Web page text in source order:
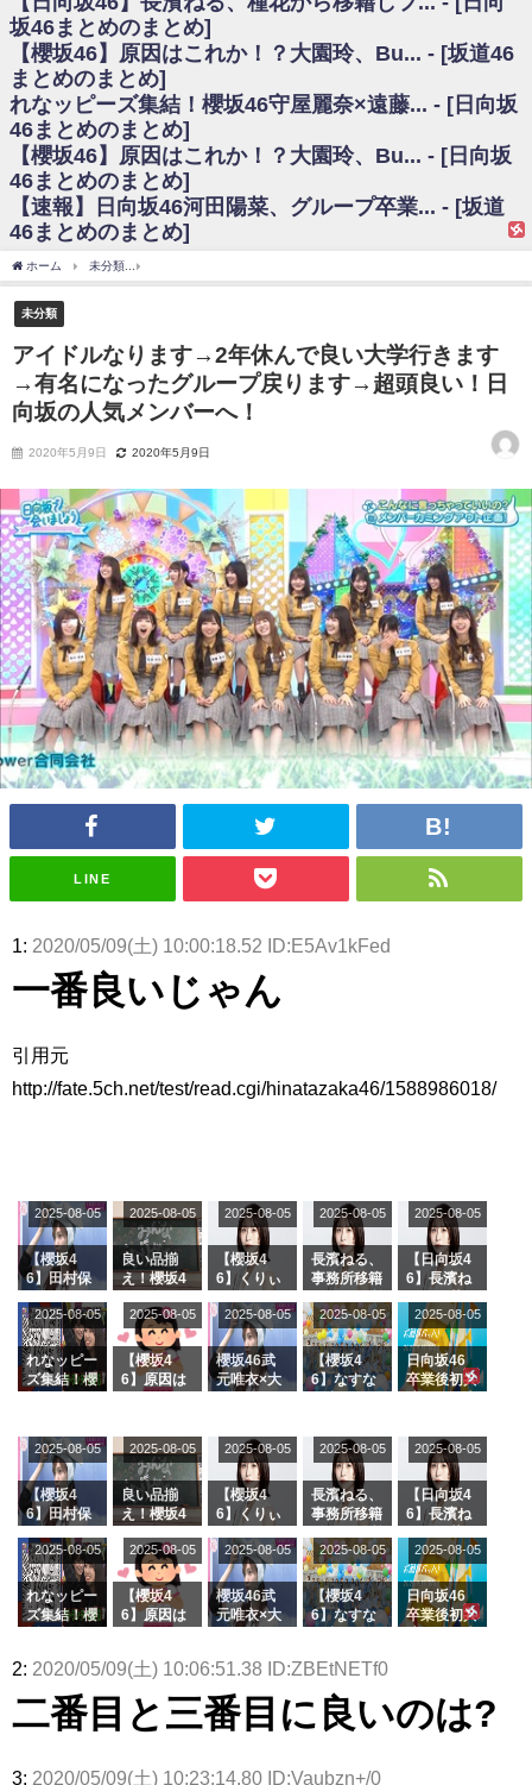
日向坂46まとめのまとめ / 【元日向坂46】この卒業生、めちゃくちゃテレ
ビで見かけるな
欅坂/日向坂46まとめのまとめ / 【櫻坂46】リアルミーグリであの販売も！
『Make or Break』オフィシャルグッズ解禁
乃木坂46アンテナ / 【櫻坂46】ミーグリで喧嘩！？山下瞳月、これはマジ
ギレしてる
乃木坂あんてな ～乃木坂46・欅坂46・日向坂46のニュース・情報・話題
をピックアップ / れなッピーズ集結！櫻坂46守屋麗奈×遠藤理子、8/6「ラヴィ
ット！」水曜スタジオ出演決定
日向坂46まとめのまとめ / 【日向坂46】富田鈴花、次の事務所が決まって
そう！？
日向坂46まとめのまとめ / 【日向坂46】富田鈴花、次の事務所が決まって
そう！？
ハ！』ミーグリ日程がこちら
乃木坂あんてな ～乃木坂46・欅坂46・日向坂46のニュース・情報・話題
をピックアップ / 日向坂46卒業後初共演！佐々木久美さん、師匠オードリー若
林さんと再会した結果･･･【激レアさんを連れてきた。】
欅坂46/日向坂46まとめのまとめ / 『anan』の表紙の櫻坂46さん、多様性
の時代だと話題に
欅坂46/日向坂46まとめのまとめ / 日向坂46より重大発表！！！！
wwwwwwwwwwww
日向坂46まとめのまとめ / 筒井あやめ、アレをチラリ。こういう偶然の方
が官能的だよな？
日向坂46まとめのまとめ / 【日向坂46】富田鈴花1st写真集の先行カット、
これも素晴らしい
日向坂46まとめのまとめ / 【日向坂46】五期生着ぐるみ生写真も！ 富田鈴
花考案グッズ＆生写真5種が公開される
日向坂46まとめのまとめ / これから彼氏と行為する直前の賀喜遥香、やば
い
アイドル – ぷぅアンテナ / 「乃木坂46ののぎおび⊿」北野日奈子が生配
信！【2022.3.22 17:15〜 SHOWROOM】
アイドル – ぷぅアンテナ / 2022年3月22日（火）のメディア情報
アイドル – ぷぅアンテナ / 【乃木坂46】井上和の『なぎおはぎ』って こん
ぺいとう×いちごみるく×マヨラー星人 と同じと考えてよろしいですか？
アイドル – ぷぅアンテナ / 【乃木坂46】日村勇紀 gif職人が切り抜いた名シ
ふぇどみ！ / 【悲報】呪術廻戦、視聴率5.1%
ふぇどみ！ / 【画像】スポ－ツキャスターお姉さん・ハメまくりだったｗｗ
かけまくったうちの息子が団地住みの貧乏に学歴で負けた」
Powered by livedoor 相互RSS
坂46まとめのまとめ]
【櫻坂46】原因はこれか！？大園玲、Bu... - [坂道46
まとめのまとめ]
れなッピーズ集結！櫻坂46守屋麗奈×遠藤... - [日向坂
46まとめのまとめ]
【櫻坂46】原因はこれか！？大園玲、Bu... - [日向坂
46まとめのまとめ]
【速報】日向坂46河田陽菜、グループ卒業... - [坂道
46まとめのまとめ]
ホーム 未分類
未分類
アイドルなります→2年休んで良い大学行きます
→有名になったグループ戻ります→超頭良い！日
向坂の人気メンバーへ！
2020年5月9日 2020年5月9日
LINE
1: 2020/05/09(土) 10:00:18.52 ID:E5Av1kFed
一番良いじゃん
引用元
http://fate.5ch.net/test/read.cgi/hinatazaka46/1588986018/
【櫻坂4
6】田村保
ージを脱い
でいた理由
2025-08-05
良い品揃
え！櫻坂4
グル『Mak
e or Brea
k』オフィ
シャルグッ
ズ絶賛販売
2025-08-05
【櫻坂4
6】くりぃ
の2人を手
玉に取る大
沼晶保【く
りぃむナン
タラ】
2025-08-05
長濱ねる、
事務所移籍
属を発表
2025-08-05
【日向坂4
6】長濱ね
ら移籍しフ
ラーム所属
に。これで
事務所に所
属している
がこちら
2025-08-05
れなッピー
ズ集結！櫻
理子、8/6
「ラヴィッ
ト！」水曜
スタジオ出
演決定
2025-08-05
【櫻坂4
6】原因は
uddiesを
ざわつかせ
る...
2025-08-05
櫻坂46武
元唯衣×大
カップお姉
さんに恐怖
【くりぃむ
ナンタラ】
2025-08-05
【櫻坂4
6】なすな
2曲目っ
て...【ラヴ
ィット 東
京ドーム公
演】
2025-08-05
日向坂46
卒業後初共
師匠オード
リー若林さ
んと再会し
た結果･･･
【激レアさ
きた。】
2025-08-05
【櫻坂4
6】田村保
ージを脱い
でいた理由
2025-08-05
良い品揃
え！櫻坂4
グル『Mak
e or Brea
k』オフィ
シャルグッ
ズ絶賛販売
2025-08-05
【櫻坂4
6】くりぃ
の2人を手
玉に取る大
沼晶保【く
りぃむナン
タラ】
2025-08-05
長濱ねる、
事務所移籍
属を発表
2025-08-05
【日向坂4
6】長濱ね
ら移籍しフ
ラーム所属
に。これで
事務所に所
属している
2025-08-05
れなッピー
ズ集結！櫻
理子、8/6
「ラヴィッ
ト！」水曜
スタジオ出
2025-08-05
【櫻坂4
6】原因は
uddiesを
る...
2025-08-05
櫻坂46武
元唯衣×大
カップお姉
さんに恐怖
【くりぃむ
ナンタラ】
2025-08-05
【櫻坂4
6】なすな
2曲目っ
て...【ラヴ
ィット 東
京ドーム公
2025-08-05
日向坂46
卒業後初共
んと再会し
た結果･･･
2025-08-05
2: 2020/05/09(土) 10:06:51.38 ID:ZBEtNETf0
二番目と三番目に良いのは?
3: 2020/05/09(土) 10:23:14.80 ID:Vaubzn+/0